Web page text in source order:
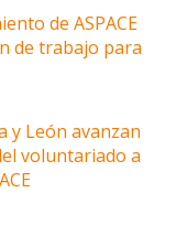
de ASPACE
de trabajo para
y León avanzan
voluntariado a